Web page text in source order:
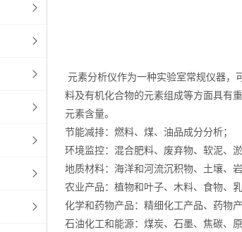
元素分析仪作为一种实验室常规仪器，
料及有机化合物的元素组成等方面具有
元素含量。
节能减排：燃料、煤、油品成分分析；
环境监控：混合肥料、废弃物、软泥、
地质材料：海洋和河流沉积物、土壤、岩
农业产品：植物和叶子、木料、食物、
化学和药物产品：精细化工产品、药物
石油化工和能源：煤炭、石墨、焦碳、